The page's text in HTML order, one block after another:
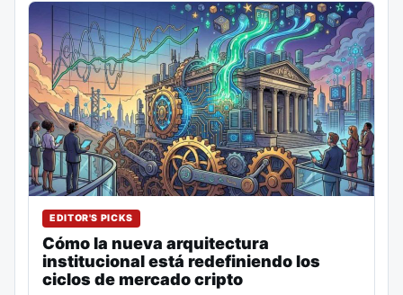
EDITOR'S PICKS
Cómo la nueva arquitectura
institucional está redefiniendo los
ciclos de mercado cripto